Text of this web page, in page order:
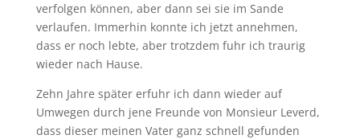
verfolgen können, aber dann sei sie im Sande
verlaufen. Immerhin konnte ich jetzt annehmen,
dass er noch lebte, aber trotzdem fuhr ich traurig
wieder nach Hause.
Zehn Jahre später erfuhr ich dann wieder auf
Umwegen durch jene Freunde von Monsieur Leverd,
dass dieser meinen Vater ganz schnell gefunden